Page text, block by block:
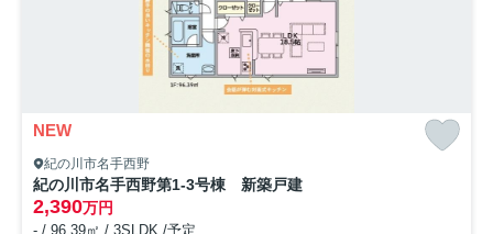
NEW
紀の川市名手西野
紀の川市名手西野第1-3号棟 新築戸建
2,390万円
- / 96.39㎡ / 3SLDK /予定